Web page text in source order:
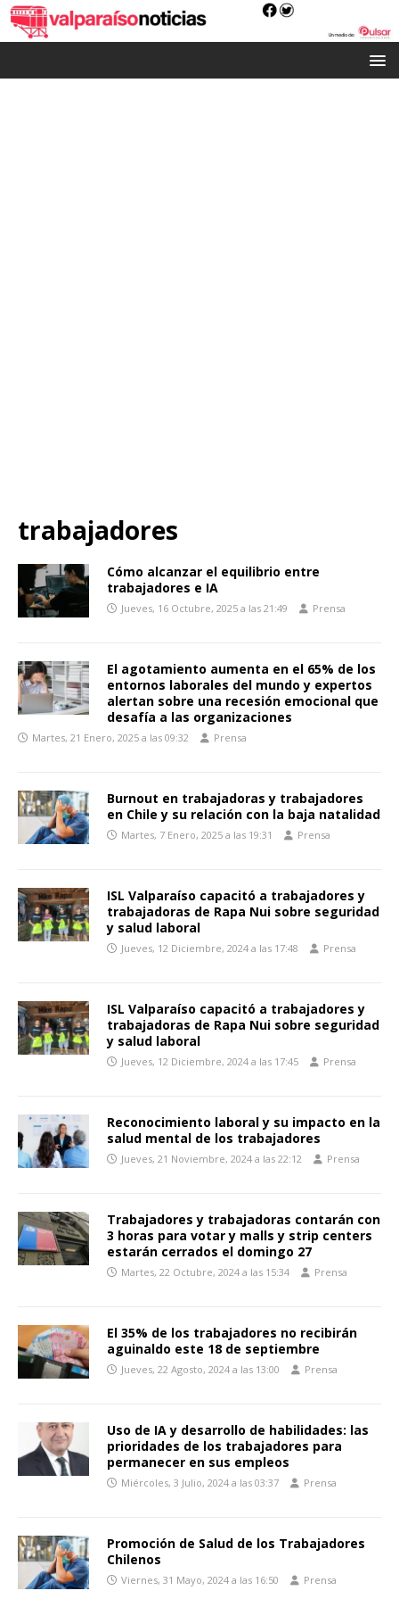
trabajadores
Cómo alcanzar el equilibrio entre
trabajadores e IA
Jueves, 16 Octubre, 2025 a las 21:49 Prensa
El agotamiento aumenta en el 65% de los
entornos laborales del mundo y expertos
alertan sobre una recesión emocional que
desafía a las organizaciones
Martes, 21 Enero, 2025 a las 09:32 Prensa
Burnout en trabajadoras y trabajadores
en Chile y su relación con la baja natalidad
Martes, 7 Enero, 2025 a las 19:31 Prensa
ISL Valparaíso capacitó a trabajadores y
trabajadoras de Rapa Nui sobre seguridad
y salud laboral
Jueves, 12 Diciembre, 2024 a las 17:48 Prensa
ISL Valparaíso capacitó a trabajadores y
trabajadoras de Rapa Nui sobre seguridad
y salud laboral
Jueves, 12 Diciembre, 2024 a las 17:45 Prensa
Reconocimiento laboral y su impacto en la
salud mental de los trabajadores
Jueves, 21 Noviembre, 2024 a las 22:12 Prensa
Trabajadores y trabajadoras contarán con
3 horas para votar y malls y strip centers
estarán cerrados el domingo 27
Martes, 22 Octubre, 2024 a las 15:34 Prensa
El 35% de los trabajadores no recibirán
aguinaldo este 18 de septiembre
Jueves, 22 Agosto, 2024 a las 13:00 Prensa
Uso de IA y desarrollo de habilidades: las
prioridades de los trabajadores para
permanecer en sus empleos
Miércoles, 3 Julio, 2024 a las 03:37 Prensa
Promoción de Salud de los Trabajadores
Chilenos
Viernes, 31 Mayo, 2024 a las 16:50 Prensa